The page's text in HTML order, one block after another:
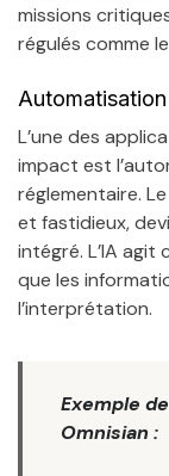
missions
régulés comme
L’une des
impact est
réglementaire.
et fastidieux,
intégré. L’IA
que les
l’interprétation.
Exemple
Omnisian :